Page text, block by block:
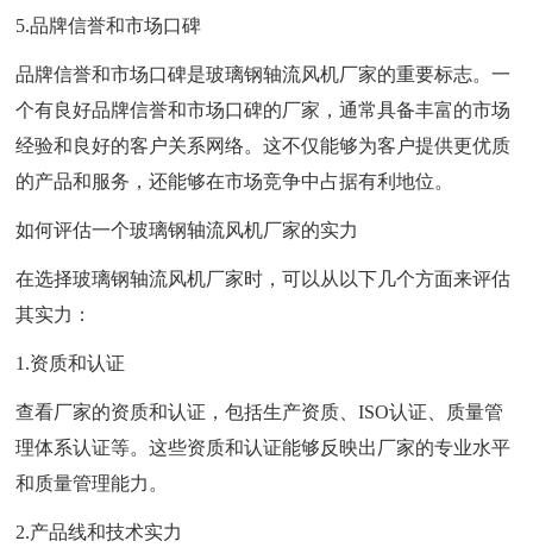
5.品牌信誉和市场口碑
品牌信誉和市场口碑是玻璃钢轴流风机厂家的重要标志。一
个有良好品牌信誉和市场口碑的厂家，通常具备丰富的市场
经验和良好的客户关系网络。这不仅能够为客户提供更优质
的产品和服务，还能够在市场竞争中占据有利地位。
如何评估一个玻璃钢轴流风机厂家的实力
在选择玻璃钢轴流风机厂家时，可以从以下几个方面来评估
其实力：
1.资质和认证
查看厂家的资质和认证，包括生产资质、ISO认证、质量管
理体系认证等。这些资质和认证能够反映出厂家的专业水平
和质量管理能力。
2.产品线和技术实力